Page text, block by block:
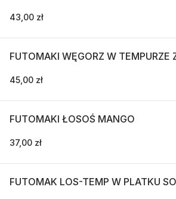
43,00 zł
FUTOMAKI WĘGORZ W TEMPURZE
45,00 zł
FUTOMAKI ŁOSOŚ MANGO
37,00 zł
FUTOMAK LOS-TEMP W PLATKU